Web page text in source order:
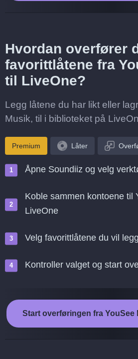
Hvordan overfører
favorittlåtene fra
til LiveOne?
Legg låtene du har likt eller
Musik, til i biblioteket på
Premium Låter
Åpne Soundiiz og velg
Koble sammen kontoene til
LiveOne
Velg favorittlåtene du vil
Kontroller valget og start
Start overføringen fra YouSee